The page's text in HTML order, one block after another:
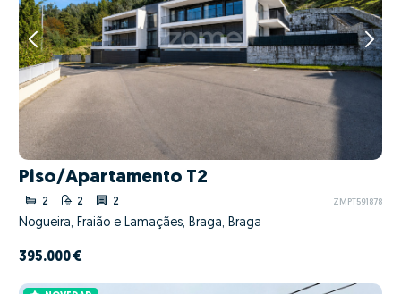
Piso/Apartamento T2
2 2 2 ZMPT591878
Nogueira, Fraião e Lamaçães, Braga, Braga
395.000 €